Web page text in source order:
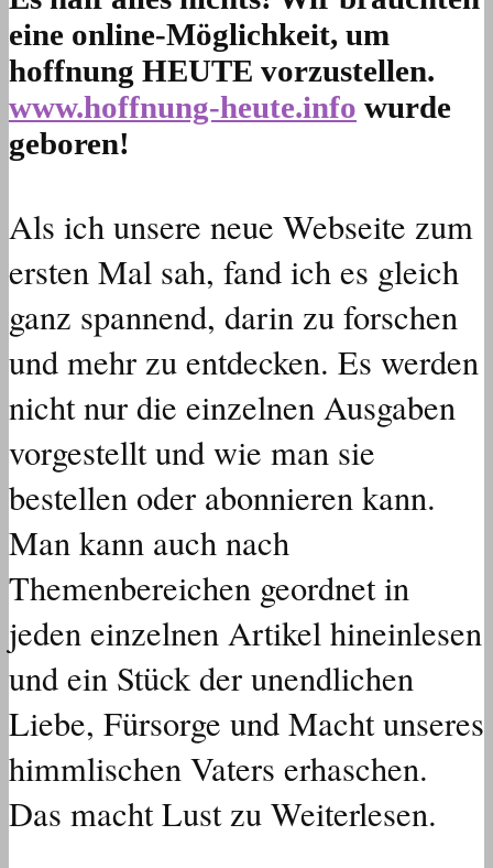
eine online-Möglichkeit, um
hoffnung HEUTE vorzustellen.
www.hoffnung-heute.info wurde
geboren!
Als ich unsere neue Webseite zum
ersten Mal sah, fand ich es gleich
ganz spannend, darin zu forschen
und mehr zu entdecken. Es werden
nicht nur die einzelnen Ausgaben
vorgestellt und wie man sie
bestellen oder abonnieren kann.
Man kann auch nach
Themenbereichen geordnet in
jeden einzelnen Artikel hineinlesen
und ein Stück der unendlichen
Liebe, Fürsorge und Macht unseres
himmlischen Vaters erhaschen.
Das macht Lust zu Weiterlesen.